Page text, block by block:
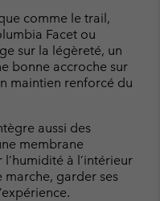
comme le trail,
Facet ou
sur la légèreté, un
bonne accroche sur
maintien renforcé du
aussi des
membrane
à l’intérieur
marche, garder ses